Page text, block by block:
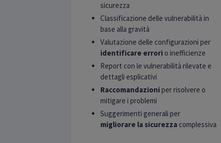
sicurezza
Classificazione delle vulnerabilità in
base alla gravità
Valutazione delle configurazioni per
identificare errori o inefficienze
Report con le vulnerabilità rilevate e
dettagli esplicativi
Raccomandazioniper risolvere o
mitigare i problemi
Suggerimenti generali per
migliorare la sicurezza complessiva